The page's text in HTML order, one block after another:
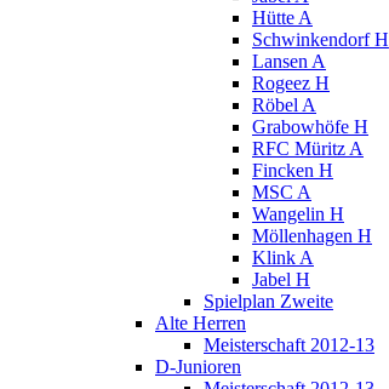
Hütte A
Schwinkendorf H
Lansen A
Rogeez H
Röbel A
Grabowhöfe H
RFC Müritz A
Fincken H
MSC A
Wangelin H
Möllenhagen H
Klink A
Jabel H
Spielplan Zweite
Alte Herren
Meisterschaft 2012-13
D-Junioren